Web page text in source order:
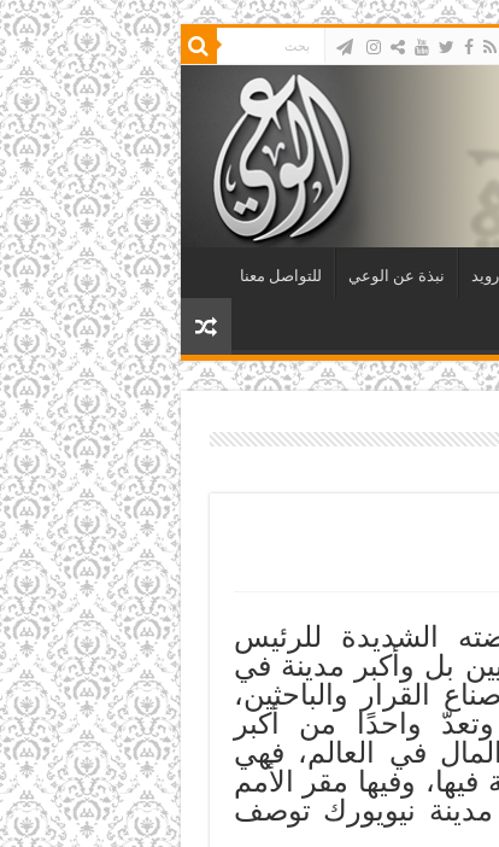
نبذة عن الوعي للتواصل معنا
الشديدة للرئيس
بل وأكبر مدينة في
القرار والباحثين،
وتعدّ واحدًا من أكبر
في العالم، فهي
وفيها مقر الأمم
مدينة نيويورك توصف